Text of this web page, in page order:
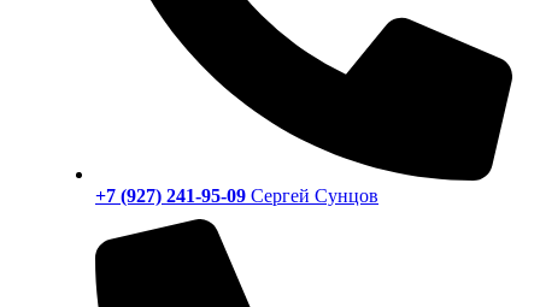
+7 (927) 241-95-09 Сергей Сунцов